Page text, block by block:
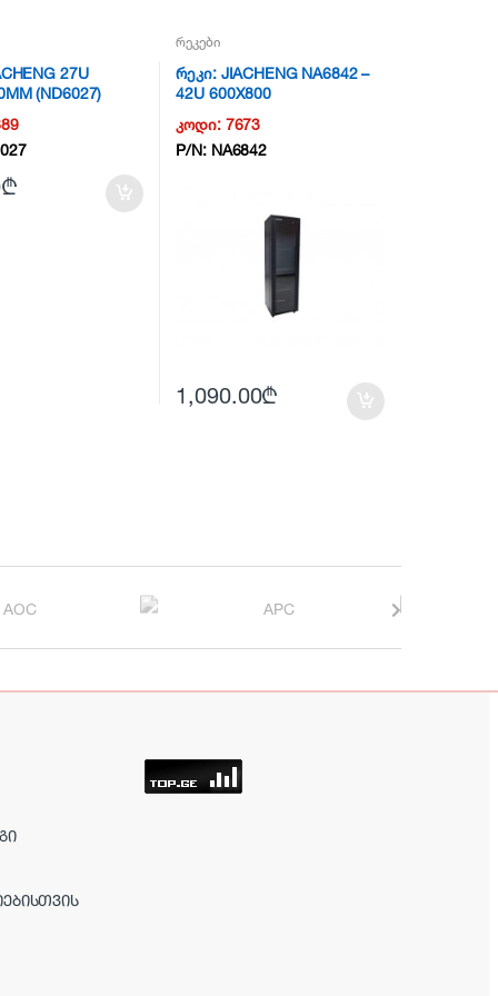
27U
(ND6027)
₾
რეკები
რეკი: JIACHENG NA6842 –
42U 600X800
კოდი: 7673
P/N: NA6842
1,090.00₾